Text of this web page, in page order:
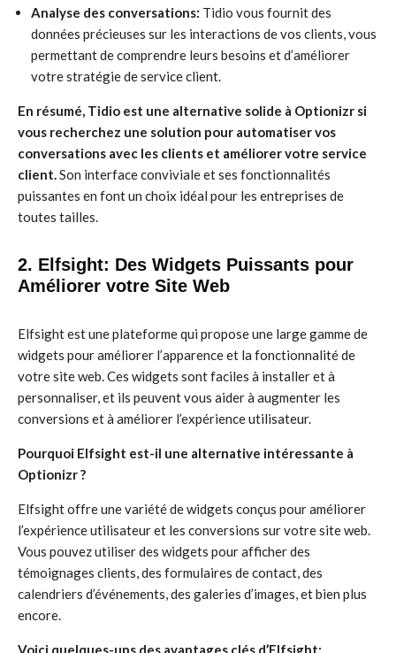
Analyse des conversations: Tidio vous fournit des
données précieuses sur les interactions de vos clients, vous
permettant de comprendre leurs besoins et d’améliorer
votre stratégie de service client.
En résumé, Tidio est une alternative solide à Optionizr si
vous recherchez une solution pour automatiser vos
conversations avec les clients et améliorer votre service
client.Son interface conviviale et ses fonctionnalités
puissantes en font un choix idéal pour les entreprises de
toutes tailles.
2. Elfsight: Des Widgets Puissants pour
Améliorer votre Site Web
Elfsight est une plateforme qui propose une large gamme de
widgets pour améliorer l’apparence et la fonctionnalité de
votre site web. Ces widgets sont faciles à installer et à
personnaliser, et ils peuvent vous aider à augmenter les
conversions et à améliorer l’expérience utilisateur.
Pourquoi Elfsight est-il une alternative intéressante à
Optionizr ?
Elfsight offre une variété de widgets conçus pour améliorer
l’expérience utilisateur et les conversions sur votre site web.
Vous pouvez utiliser des widgets pour afficher des
témoignages clients, des formulaires de contact, des
calendriers d’événements, des galeries d’images, et bien plus
encore.
Voici quelques-uns des avantages clés d’Elfsight: